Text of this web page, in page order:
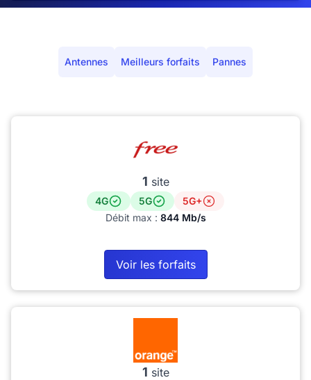
Antennes Meilleurs forfaits Pannes
1 site
4G 5G
5G+
Débit max : 844 Mb/s
Voir les forfaits
1 site